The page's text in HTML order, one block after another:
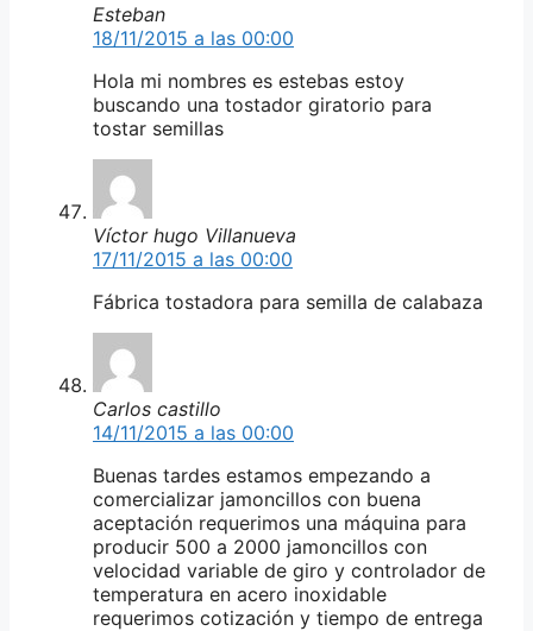
Esteban
18/11/2015 a las 00:00
Hola mi nombres es estebas estoy
buscando una tostador giratorio para
tostar semillas
Víctor hugo Villanueva
17/11/2015 a las 00:00
Fábrica tostadora para semilla de calabaza
Carlos castillo
14/11/2015 a las 00:00
Buenas tardes estamos empezando a
comercializar jamoncillos con buena
aceptación requerimos una máquina para
producir 500 a 2000 jamoncillos con
velocidad variable de giro y controlador de
temperatura en acero inoxidable
requerimos cotización y tiempo de entrega